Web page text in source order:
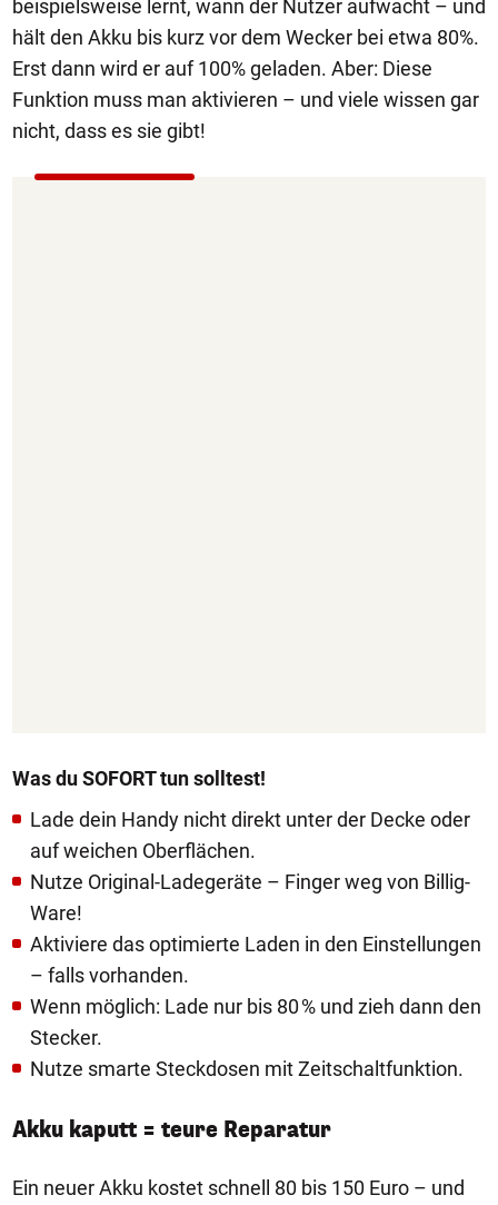
beispielsweise lernt, wann der Nutzer aufwacht – und
hält den Akku bis kurz vor dem Wecker bei etwa 80%.
Erst dann wird er auf 100% geladen. Aber: Diese
Funktion muss man aktivieren – und viele wissen gar
nicht, dass es sie gibt!
Was du SOFORT tun solltest!
Lade dein Handy nicht direkt unter der Decke oder
auf weichen Oberflächen.
Nutze Original-Ladegeräte – Finger weg von Billig-
Ware!
Aktiviere das optimierte Laden in den Einstellungen
– falls vorhanden.
Wenn möglich: Lade nur bis 80 % und zieh dann den
Stecker.
Nutze smarte Steckdosen mit Zeitschaltfunktion.
Akku kaputt = teure Reparatur
Ein neuer Akku kostet schnell 80 bis 150 Euro – und